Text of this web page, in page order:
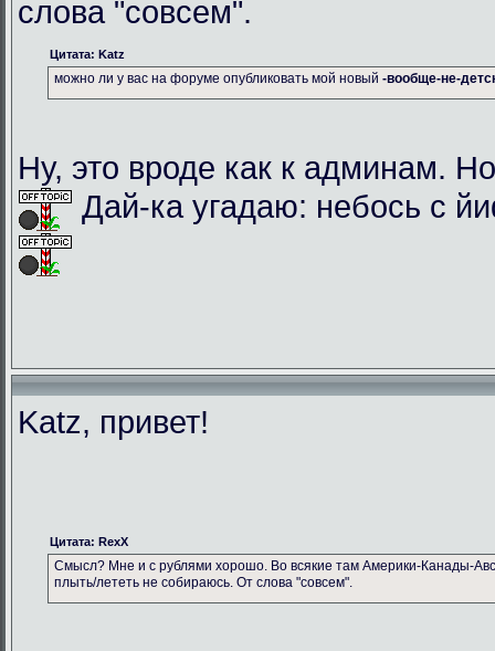
слова "совсем".
Цитата: Katz
можно ли у вас на форуме опубликовать мой новый -вообще-не-
Ну, это вроде как к админам.
Дай-ка угадаю: небось с
Katz, привет!
Цитата: RexX
Смысл? Мне и с рублями хорошо. Во всякие там Америки-Канады-
плыть/лететь не собираюсь. От слова "совсем".